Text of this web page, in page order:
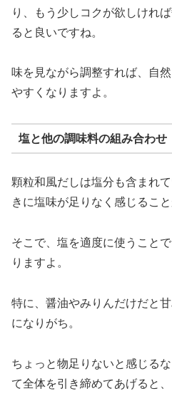
り、もう少しコクが欲しけれ
ると良いですね。
味を見ながら調整すれば、自
やすくなりますよ。
塩と他の調味料の組み合わせ
顆粒和風だしは塩分も含まれ
きに塩味が足りなく感じること
そこで、塩を適度に使うこと
りますよ。
特に、醤油やみりんだけだと
になりがち。
ちょっと物足りないと感じる
て全体を引き締めてあげると